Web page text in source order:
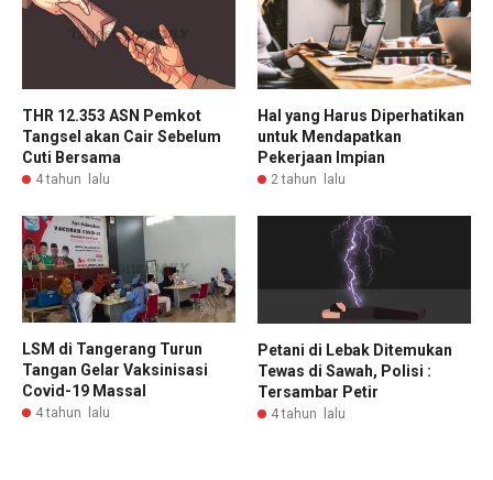
THR 12.353 ASN Pemkot
Tangsel akan Cair Sebelum
Cuti Bersama
4 tahun lalu
Hal yang Harus Diperhatikan
untuk Mendapatkan
Pekerjaan Impian
2 tahun lalu
LSM di Tangerang Turun
Tangan Gelar Vaksinisasi
Covid-19 Massal
4 tahun lalu
Petani di Lebak Ditemukan
Tewas di Sawah, Polisi :
Tersambar Petir
4 tahun lalu